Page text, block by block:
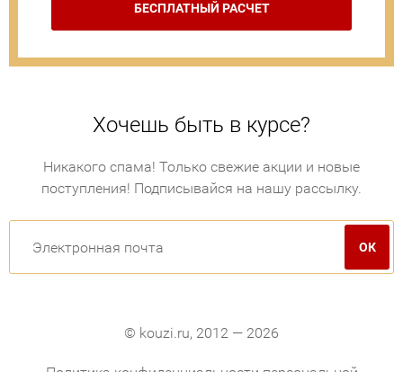
БЕСПЛАТНЫЙ РАСЧЕТ
Хочешь быть в курсе?
Никакого спама! Только свежие акции и новые
поступления! Подписывайся на нашу рассылку.
© kouzi.ru, 2012 — 2026